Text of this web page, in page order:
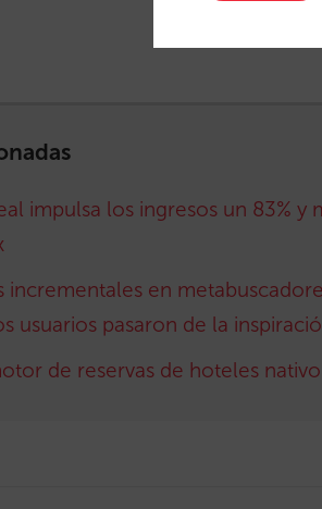
impulsa los ingresos un 83% y
incrementales en
usuarios pasaron de la
de reservas de hoteles